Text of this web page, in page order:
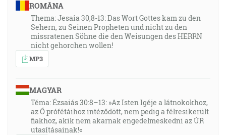
ROMÂNA
Thema: Jesaia 30,8-13: Das Wort Gottes kam zu den
Sehern, zu Seinen Propheten und nicht zu den
missratenen Söhne die den Weisungen des HERRN
nicht gehorchen wollen!
MP3
MAGYAR
Téma: Ézsaiás 30:8–13: »Az Isten Igéje a látnokokhoz,
az Ő prófétáihoz intéződött, nem pedig a félresikerült
fiakhoz, akik nem akarnak engedelmeskedni az ÚR
utasításainak!«